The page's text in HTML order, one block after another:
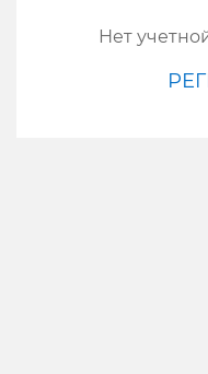
Нет